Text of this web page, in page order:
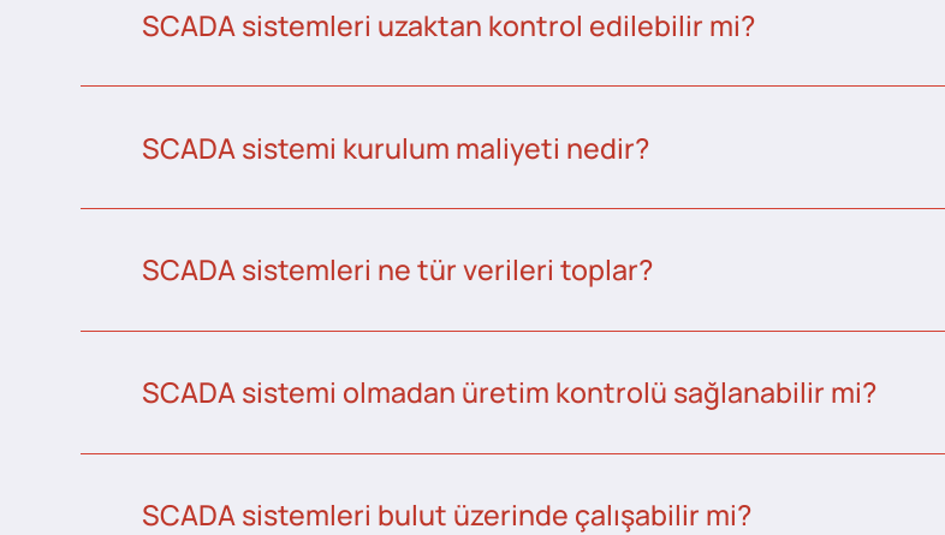
SCADA sistemleri uzaktan kontrol edilebilir mi?
SCADA sistemi kurulum maliyeti nedir?
SCADA sistemleri ne tür verileri toplar?
SCADA sistemi olmadan üretim kontrolü sağlanabilir mi?
SCADA sistemleri bulut üzerinde çalışabilir mi?